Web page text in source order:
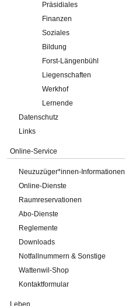
Präsidiales
Finanzen
Soziales
Bildung
Forst-Längenbühl
Liegenschaften
Werkhof
Lernende
Datenschutz
Links
Online-Service
Neuzuzüger*innen-Informationen
Online-Dienste
Raumreservationen
Abo-Dienste
Reglemente
Downloads
Notfallnummern & Sonstige
Wattenwil-Shop
Kontaktformular
Leben